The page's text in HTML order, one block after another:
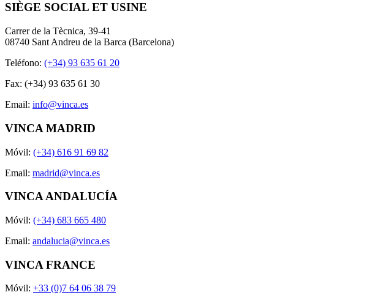
SIÈGE SOCIAL ET USINE
Carrer de la Tècnica, 39-41
08740 Sant Andreu de la Barca (Barcelona)
Teléfono: (+34) 93 635 61 20
Fax: (+34) 93 635 61 30
Email: info@vinca.es
VINCA MADRID
Móvil: (+34) 616 91 69 82
Email: madrid@vinca.es
VINCA ANDALUCÍA
Móvil: (+34) 683 665 480
Email: andalucia@vinca.es
VINCA FRANCE
Móvil: +33 (0)7 64 06 38 79